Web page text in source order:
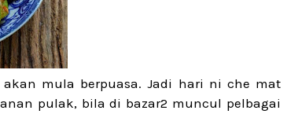
mula berpuasa. Jadi hari ni che mat
pulak, bila di bazar2 muncul pelbagai